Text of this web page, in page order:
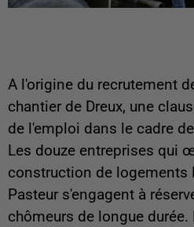
A l'origine du recrutement
chantier de Dreux, une
de l'emploi dans le cadre
Les douze entreprises qui
construction de logements
Pasteur s'engagent à
chômeurs de longue durée.